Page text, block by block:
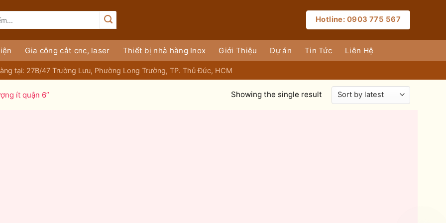
Hotline: 0903 775 567
Gia công cắt cnc, laser Thiết bị nhà hàng Inox Giới Thiệu Dự án Tin Tức Liên Hệ
tại: 27B/47 Trường Lưu, Phường Long Trường, TP. Thủ Đức, HCM
ít quận 6” Showing the single result